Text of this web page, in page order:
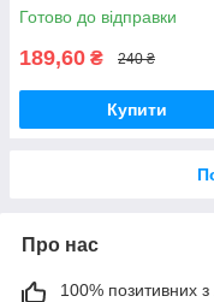
Готово до відправки
189,60 ₴ 240 ₴
Купити
Про нас
100% позитивних з